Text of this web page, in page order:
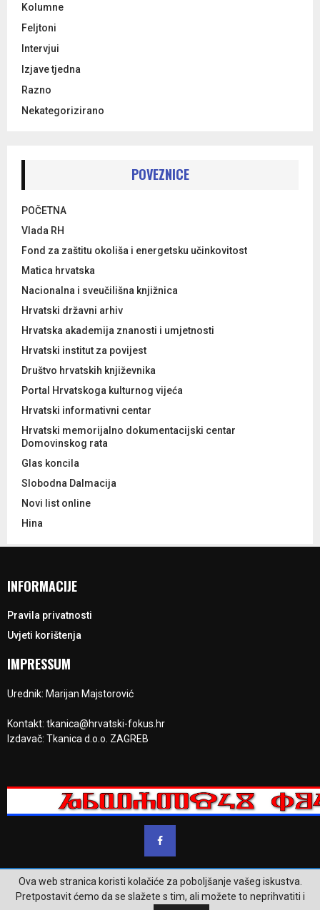
Kolumne
Feljtoni
Intervjui
Izjave tjedna
Razno
Nekategorizirano
POVEZNICE
POČETNA
Vlada RH
Fond za zaštitu okoliša i energetsku učinkovitost
Matica hrvatska
Nacionalna i sveučilišna knjižnica
Hrvatski državni arhiv
Hrvatska akademija znanosti i umjetnosti
Hrvatski institut za povijest
Društvo hrvatskih književnika
Portal Hrvatskoga kulturnog vijeća
Hrvatski informativni centar
Hrvatski memorijalno dokumentacijski centar
Domovinskog rata
Glas koncila
Slobodna Dalmacija
Novi list online
Hina
INFORMACIJE
Pravila privatnosti
Uvjeti korištenja
IMPRESSUM
Urednik: Marijan Majstorović
Kontakt: tkanica@hrvatski-fokus.hr
Izdavač: Tkanica d.o.o. ZAGREB
@2023 - www.hrvatski-fokus.hr. Sva prava su zadržana.
Ova web stranica koristi kolačiće za poboljšanje vašeg iskustva.
Pretpostavit ćemo da se slažete s tim, ali možete to neprihvatiti i